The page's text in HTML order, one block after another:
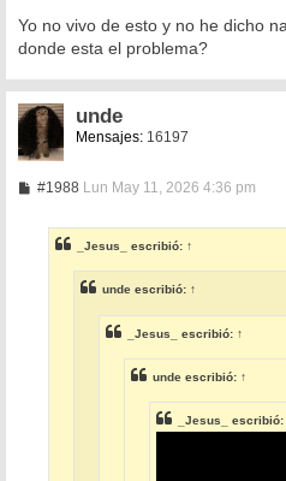
Yo no vivo de esto y no he dicho
donde esta el problema?
unde
Mensajes:16197
#1988M
a
j
e
Lun May 11, 2026 4:36 pm
_Jesus_ escribió: ↑
unde escribió: ↑
_Jesus_ escribió: ↑
unde escribió: ↑
_Jesus_ escribió: